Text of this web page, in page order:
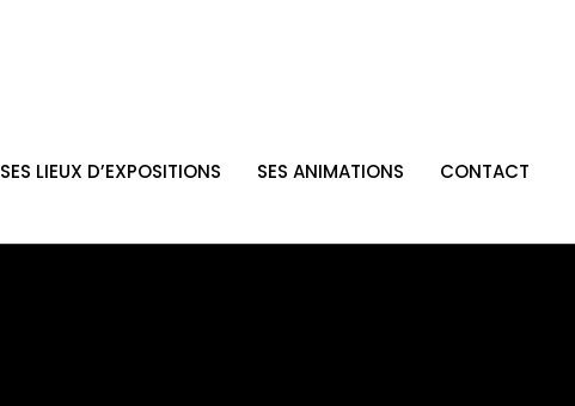
SES LIEUX D’EXPOSITIONS SES ANIMATIONS CONTACT